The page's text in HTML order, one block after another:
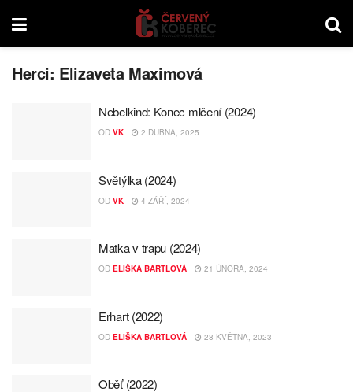
Herci: Elizaveta Maximová
Nebelkind: Konec mlčení (2024)
OD VK 2 DUBNA, 2025
Světýlka (2024)
OD VK 4 ZÁŘÍ, 2024
Matka v trapu (2024)
OD ELIŠKA BARTLOVÁ 21 ÚNORA, 2024
Erhart (2022)
OD ELIŠKA BARTLOVÁ 28 KVĚTNA, 2023
Oběť (2022)